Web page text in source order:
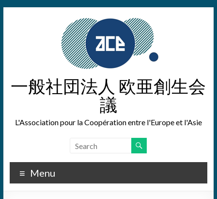
一般社団法人 欧亜創生会
議
L'Association pour la Coopération entre l'Europe et l'Asie
Menu